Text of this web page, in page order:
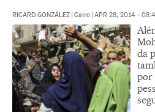
RICARD GONZÁLEZ | Cairo | APR 28, 2014 -
da
por